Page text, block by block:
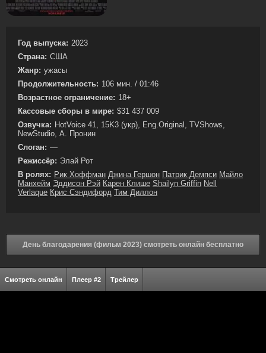
Год выпуска: 2023
Страна: США
Жанр: ужасы
Продолжительность: 106 мин. / 01:46
Возрастное ограничение: 18+
Кассовые сборы в мире: $31 437 009
Озвучка: HotVoice 41, 15K3 (укр), Eng.Original, TVShows,
NewStudio, А. Пронин
Слоган: —
Режиссёр: Элай Рот
В ролях: Рик Хоффман Джина Гершон Патрик Демпси Майло
Манхейм Эддисон Рэй Карен Клише Shailyn Griffin Nell
Verlaque Крис Сэндифорд Тим Диллон
День благодарения (фильм 2023) смотреть онлайн бесплатно
Смотреть онлайн Плеер #2 Трейлер